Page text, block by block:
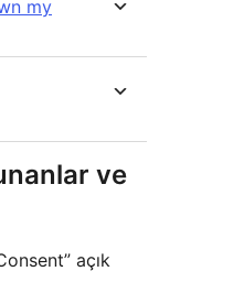
my
ve
açık